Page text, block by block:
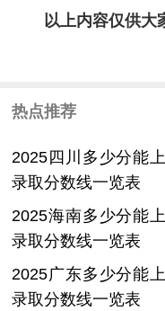
以上内容仅供大
热点推荐
2025四川多少分能
录取分数线一览表
2025海南多少分能
录取分数线一览表
2025广东多少分能
录取分数线一览表